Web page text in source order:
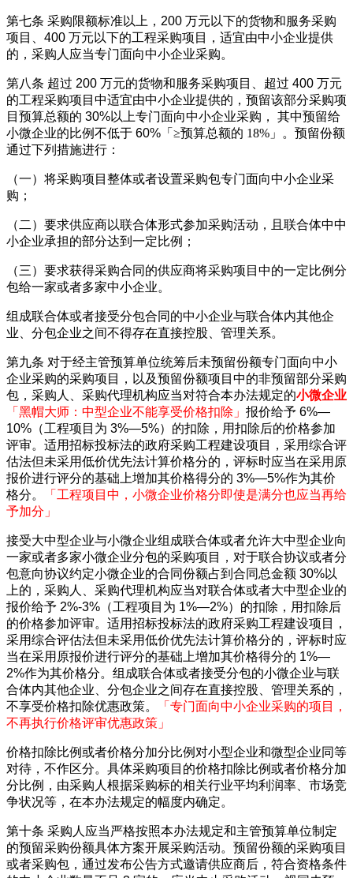
第七条 采购限额标准以上， 200 万元以下的货物和服务采购
项目、400 万元以下的工程采购项目，适宜由中小企业提供
的，采购人应当专门面向中小企业采购。
第八条 超过 200 万元的货物和服务采购项目、超过 400 万元
的工程采购项目中适宜由中小企业提供的，预留该部分采购项
目预算总额的 30%以上专门面向中小企业采购， 其中预留给
小微企业的比例不低于 60% 「≥预算总额的 18%」
。预留份额
通过下列措施进行：
（一）将采购项目整体或者设置采购包专门面向中小企业采
购；
（二）要求供应商以联合体形式参加采购活动，且联合体中中
小企业承担的部分达到一定比例；
（三）要求获得采购合同的供应商将采购项目中的一定比例分
包给一家或者多家中小企业。
组成联合体或者接受分包合同的中小企业与联合体内其他企
业、分包企业之间不得存在直接控股、管理关系。
第九条 对于经主管预算单位统筹后未预留份额专门面向中小
企业采购的采购项目，以及预留份额项目中的非预留部分采购
包，采购人、采购代理机构应当对符合本办法规定的小微企业
「黑帽大师：中型企业不能享受价格扣除」 报价给予 6%—
10%（工程项目为 3%—5%）的扣除，用扣除后的价格参加
评审。适用招标投标法的政府采购工程建设项目，采用综合评
估法但未采用低价优先法计算价格分的，评标时应当在采用原
报价进行评分的基础上增加其价格得分的 3%—5%作为其价
格分。
「工程项目中，小微企业价格分即使是满分也应当再给
予加分」
接受大中型企业与小微企业组成联合体或者允许大中型企业向
一家或者多家小微企业分包的采购项目，对于联合协议或者分
包意向协议约定小微企业的合同份额占到合同总金额 30%以
上的，采购人、采购代理机构应当对联合体或者大中型企业的
报价给予 2%-3%（工程项目为 1%—2%）的扣除，用扣除后
的价格参加评审。适用招标投标法的政府采购工程建设项目，
采用综合评估法但未采用低价优先法计算价格分的，评标时应
当在采用原报价进行评分的基础上增加其价格得分的 1%—
2%作为其价格分。组成联合体或者接受分包的小微企业与联
合体内其他企业、分包企业之间存在直接控股、管理关系的，
不享受价格扣除优惠政策。
「 专门面向中小企业采购的项目，
不再执行价格评审优惠政策 」
价格扣除比例或者价格分加分比例对小型企业和微型企业同等
对待，不作区分。具体采购项目的价格扣除比例或者价格分加
分比例，由采购人根据采购标的相关行业平均利润率、市场竞
争状况等，在本办法规定的幅度内确定。
第十条 采购人应当严格按照本办法规定和主管预算单位制定
的预留采购份额具体方案开展采购活动。预留份额的采购项目
或者采购包，通过发布公告方式邀请供应商后，符合资格条件